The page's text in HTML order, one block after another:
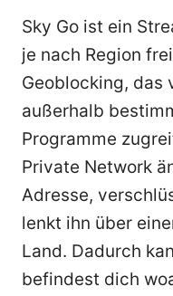
Sky Go ist ein
je nach Region
Geoblocking, das
außerhalb
Programme
Private Network
Adresse,
lenkt ihn über
Land. Dadurch
befindest dich